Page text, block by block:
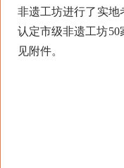
非遗工坊进行了实地
认定市级非遗工坊
见附件。